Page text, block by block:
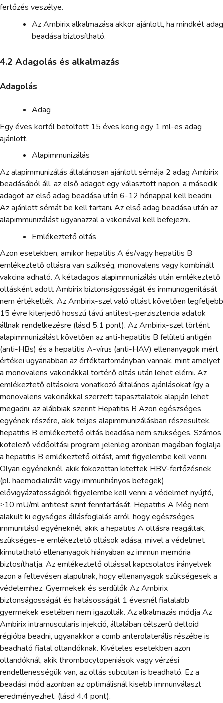
fertőzés veszélye.
Az Ambirix alkalmazása akkor ajánlott, ha mindkét adag
beadása biztosítható.
4.2 Adagolás és alkalmazás
Adagolás
Adag
Egy éves kortól betöltött 15 éves korig egy 1 ml-es adag
ajánlott.
Alapimmunizálás
Az alapimmunizálás általánosan ajánlott sémája 2 adag Ambirix
beadásából áll, az első adagot egy választott napon, a második
adagot az első adag beadása után 6-12 hónappal kell beadni.
Az ajánlott sémát be kell tartani. Az első adag beadása után az
alapimmunizálást ugyanazzal a vakcinával kell befejezni.
Emlékeztető oltás
Azon esetekben, amikor hepatitis A és/vagy hepatitis B
emlékeztető oltásra van szükség, monovalens vagy kombinált
vakcina adható. A kétadagos alapimmunizálás után emlékeztető
oltásként adott Ambirix biztonságosságát és immunogenitását
nem értékelték. Az Ambirix-szel való oltást követően legfeljebb
15 évre kiterjedő hosszú távú antitest-perzisztencia adatok
állnak rendelkezésre (lásd 5.1 pont). Az Ambirix-szel történt
alapimmunizálást követően az anti-hepatitis B felületi antigén
(anti-HBs) és a hepatitis A-vírus (anti-HAV) ellenanyagok mért
értékei ugyanabban az értéktartományban vannak, mint amelyet
a monovalens vakcinákkal történő oltás után lehet elérni. Az
emlékeztető oltásokra vonatkozó általános ajánlásokat így a
monovalens vakcinákkal szerzett tapasztalatok alapján lehet
megadni, az alábbiak szerint Hepatitis B Azon egészséges
egyének részére, akik teljes alapimmunizálásban részesültek,
hepatitis B emlékeztető oltás beadása nem szükséges. Számos
kötelező védőoltási program jelenleg azonban magában foglalja
a hepatitis B emlékeztető oltást, amit figyelembe kell venni.
Olyan egyéneknél, akik fokozottan kitettek HBV-fertőzésnek
(pl. haemodializált vagy immunhiányos betegek)
elővigyázatosságból figyelembe kell venni a védelmet nyújtó,
≥10 mU/ml antitest szint fenntartását. Hepatitis A Még nem
alakult ki egységes állásfoglalás arról, hogy egészséges
immunitású egyéneknél, akik a hepatitis A oltásra reagáltak,
szükséges-e emlékeztető oltások adása, mivel a védelmet
kimutatható ellenanyagok hiányában az immun memória
biztosíthatja. Az emlékeztető oltással kapcsolatos irányelvek
azon a feltevésen alapulnak, hogy ellenanyagok szükségesek a
védelemhez. Gyermekek és serdülők Az Ambirix
biztonságosságát és hatásosságát 1 évesnél fiatalabb
gyermekek esetében nem igazolták. Az alkalmazás módja Az
Ambirix intramuscularis injekció, általában célszerű deltoid
régióba beadni, ugyanakkor a comb anterolaterális részébe is
beadható fiatal oltandóknak. Kivételes esetekben azon
oltandóknál, akik thrombocytopeniások vagy vérzési
rendellenességük van, az oltás subcutan is beadható. Ez a
beadási mód azonban az optimálisnál kisebb immunválaszt
eredményezhet. (lásd 4.4 pont).